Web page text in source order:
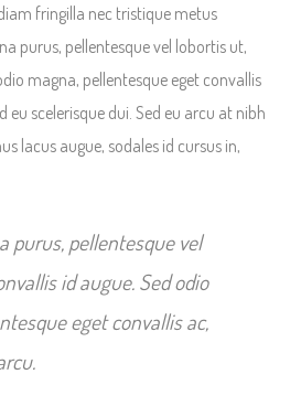
fringilla nec tristique metus
purus, pellentesque vel lobortis ut,
magna, pellentesque eget convallis
eu scelerisque dui. Sed eu arcu at nibh
lacus augue, sodales id cursus in,
purus, pellentesque vel
id augue. Sed odio
eget convallis ac,